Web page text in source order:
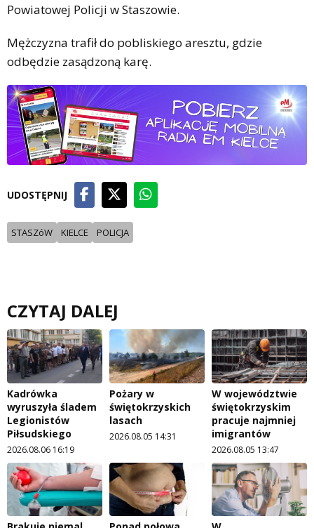
Powiatowej Policji w Staszowie.
Mężczyzna trafił do pobliskiego aresztu, gdzie
odbędzie zasądzoną karę.
UDOSTĘPNIJ
STASZóW KIELCE POLICJA
CZYTAJ DALEJ
Kadrówka
wyruszyła śladem
Legionistów
Piłsudskiego
2026.08.06 16:19
Pożary w
świętokrzyskich
lasach
2026.08.05 14:31
W województwie
świętokrzyskim
pracuje najmniej
imigrantów
2026.08.05 13:47